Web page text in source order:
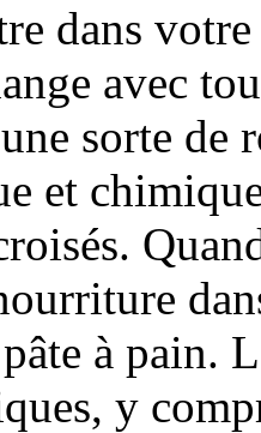
dans
avec
sorte
et
à pain.
y